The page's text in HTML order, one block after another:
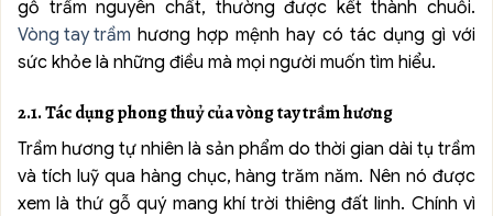
gỗ trầm nguyên chất, thường được kết thành chuỗi.
Vòng tay trầm hương hợp mệnh hay có tác dụng gì với
sức khỏe là những điều mà mọi người muốn tìm hiểu.
2.1. Tác dụng phong thuỷ của vòng tay trầm hương
Trầm hương tự nhiên là sản phẩm do thời gian dài tụ trầm
và tích luỹ qua hàng chục, hàng trăm năm. Nên nó được
xem là thứ gỗ quý mang khí trời thiêng đất linh. Chính vì